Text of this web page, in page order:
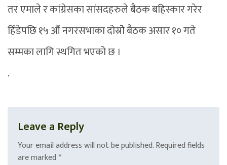
तर एमाले र कांग्रेसका सांसदहरुले बैठक बहिस्कार गरेर
हिँडेपछि १५ औं नगरसभाका दोस्रोे बैठक असार १० गते
सम्मका लागि स्थगित भएको छ ।
.
Leave a Reply
Your email address will not be published.Required fields
are marked *